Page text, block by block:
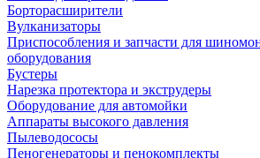
Борторасширители
Вулканизаторы
Приспособления и запчасти для
оборудования
Бустеры
Нарезка протектора и экструдеры
Оборудование для автомойки
Аппараты высокого давления
Пылеводососы
Пеногенераторы и пенокомплекты